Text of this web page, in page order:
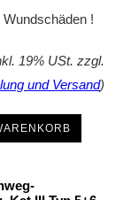
!
19% USt. zzgl.
und Versand)